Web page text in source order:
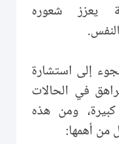
يعزز شعوره
إلى استشارة
في الحالات
ومن هذه
من أهمها: